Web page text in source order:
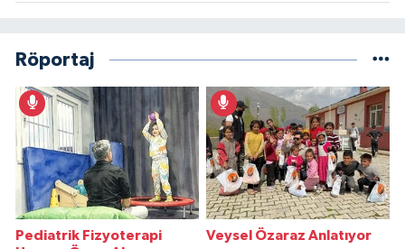
Röportaj
Pediatrik Fizyoterapi
Veysel Özaraz Anlatıyor